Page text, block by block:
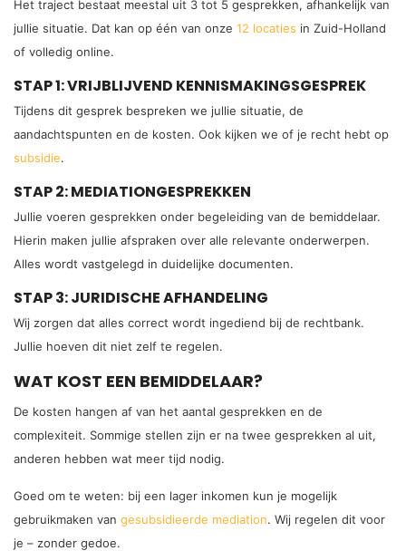
Het traject bestaat meestal uit 3 tot 5 gesprekken, afhankelijk van
jullie situatie. Dat kan op één van onze 12 locaties in Zuid-Holland
of volledig online.
STAP 1: VRIJBLIJVEND KENNISMAKINGSGESPREK
Tijdens dit gesprek bespreken we jullie situatie, de
aandachtspunten en de kosten. Ook kijken we of je recht hebt op
subsidie.
STAP 2: MEDIATIONGESPREKKEN
Jullie voeren gesprekken onder begeleiding van de bemiddelaar.
Hierin maken jullie afspraken over alle relevante onderwerpen.
Alles wordt vastgelegd in duidelijke documenten.
STAP 3: JURIDISCHE AFHANDELING
Wij zorgen dat alles correct wordt ingediend bij de rechtbank.
Jullie hoeven dit niet zelf te regelen.
WAT KOST EEN BEMIDDELAAR?
De kosten hangen af van het aantal gesprekken en de
complexiteit. Sommige stellen zijn er na twee gesprekken al uit,
anderen hebben wat meer tijd nodig.
Goed om te weten: bij een lager inkomen kun je mogelijk
gebruikmaken van gesubsidieerde mediation. Wij regelen dit voor
je – zonder gedoe.